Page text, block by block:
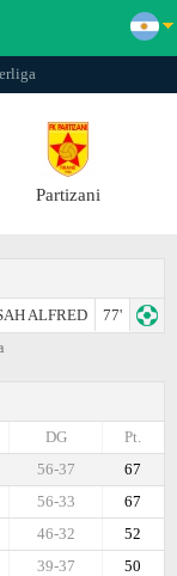
Partizani
ALFRED 77'
Pt.
DG
67
56-37
67
56-33
52
46-32
50
39-37